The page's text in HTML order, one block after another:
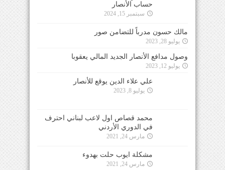
حساب الأنصار
سبتمبر 15, 2024
مالك حسون مدرباً للتضامن صور
يوليو 28, 2023
وصول مدافع الأنصار الجديد المالي يعقوبا
يوليو 12, 2023
علي علاء الدين يوقع للأنصار
يوليو 8, 2023
محمد قصاص اول لاعب لبناني احترف
في الدوري الأردني
مارس 24, 2021
مشكلة ايوب حلت بهدوء
مارس 24, 2021